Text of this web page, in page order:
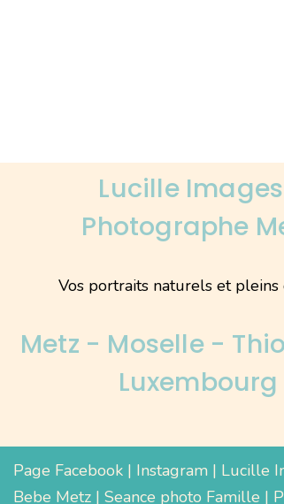
Lucille
Photographe
Vos portraits naturels et pleins
Metz - Moselle -
Luxembourg
Page Facebook | Instagram | Lucille
Bebe Metz | Seance photo Famille |